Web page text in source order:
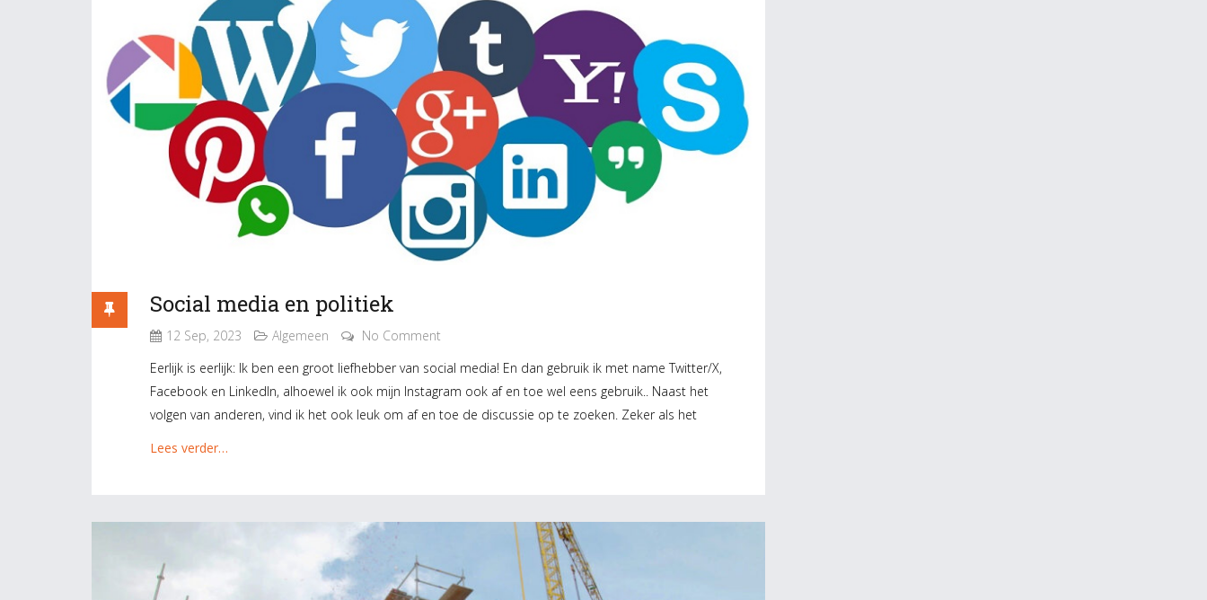
Social media en politiek
12 Sep, 2023 Algemeen
No Comment
Eerlijk is eerlijk: Ik ben een groot liefhebber van social media! En dan gebruik ik met name Twitter/X,
Facebook en LinkedIn, alhoewel ik ook mijn Instagram ook af en toe wel eens gebruik.. Naast het
volgen van anderen, vind ik het ook leuk om af en toe de discussie op te zoeken. Zeker als het
Lees verder…